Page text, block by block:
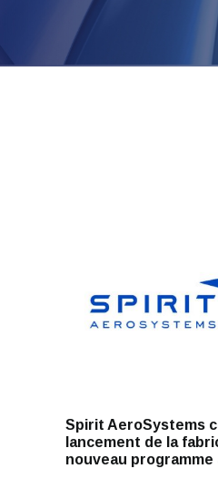
Spirit AeroSystems
lancement de la
nouveau programme